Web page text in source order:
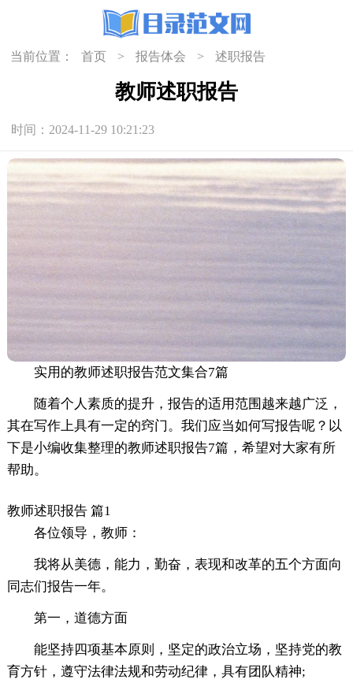
当前位置： 首页 > 报告体会 > 述职报告
教师述职报告
时间：2024-11-29 10:21:23
实用的教师述职报告范文集合7篇
随着个人素质的提升，报告的适用范围越来越广泛，
其在写作上具有一定的窍门。我们应当如何写报告呢？以
下是小编收集整理的教师述职报告7篇，希望对大家有所
帮助。
教师述职报告 篇1
各位领导，教师：
我将从美德，能力，勤奋，表现和改革的五个方面向
同志们报告一年。
第一，道德方面
能坚持四项基本原则，坚定的政治立场，坚持党的教
育方针，遵守法律法规和劳动纪律，具有团队精神;